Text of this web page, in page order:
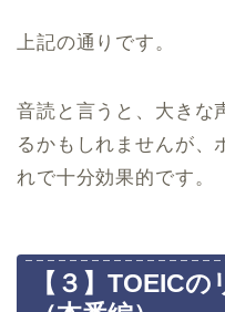
上記の通りです。
音読と言うと、大きな
るかもしれませんが、
れで十分効果的です。
【３】TOEIC